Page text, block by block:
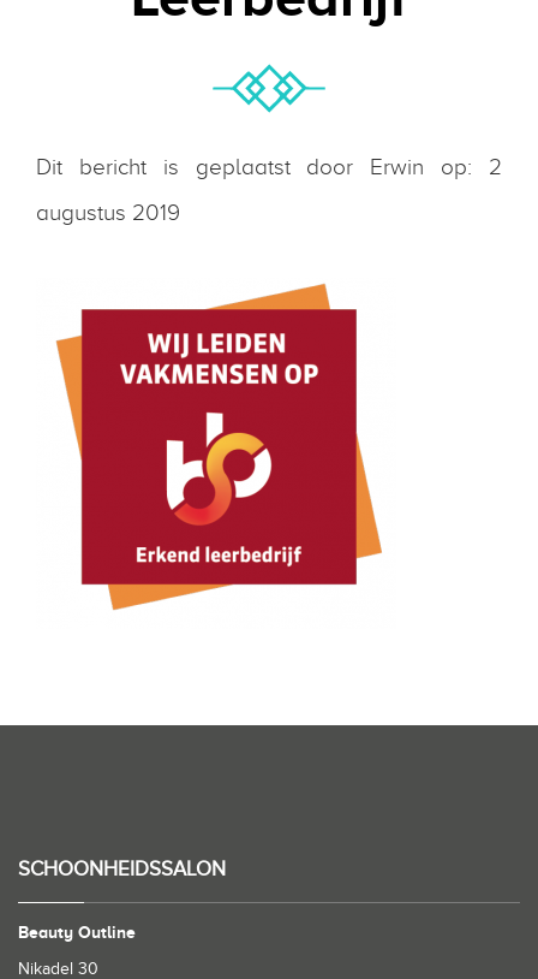
Dit bericht is geplaatst door Erwin op: 2
augustus 2019
SCHOONHEIDSSALON
Beauty Outline
Nikadel 30